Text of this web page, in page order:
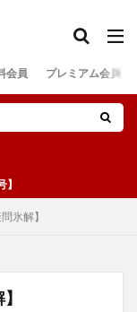
会員 プレミアム会員
氷解】